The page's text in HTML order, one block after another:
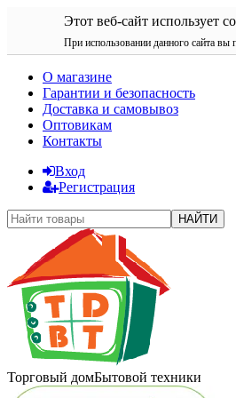
Этот веб-сайт использует
При использовании данного сайта вы
О магазине
Гарантии и безопасность
Доставка и самовывоз
Оптовикам
Контакты
Вход
Регистрация
НАЙТИ
Торговый домБытовой техники